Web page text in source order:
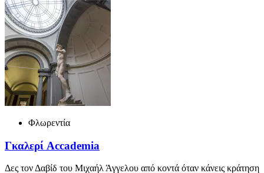
Φλωρεντία
Γκαλερί Accademia
Δες τον Δαβίδ του Μιχαήλ Άγγελου από κοντά όταν κάνεις κράτηση